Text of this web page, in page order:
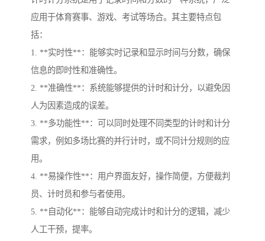
应用于体育赛事、游戏、考试等场合。其主要特点包
括：
1. **实时性**：能够实时记录和显示时间与分数，确保
信息的即时性和准确性。
2. **准确性**：系统能够提供的计时和计分，以避免因
人为因素造成的误差。
3. **多功能性**：可以同时处理不同类型的计时和计分
需求，例如多场比赛的并行计时，或不同计分规则的应
用。
4. **易操作性**：用户界面友好，操作简便，方便裁判
员、计时员和参与者使用。
5. **自动化**：能够自动完成计时和计分的逻辑，减少
人工干预，提率。